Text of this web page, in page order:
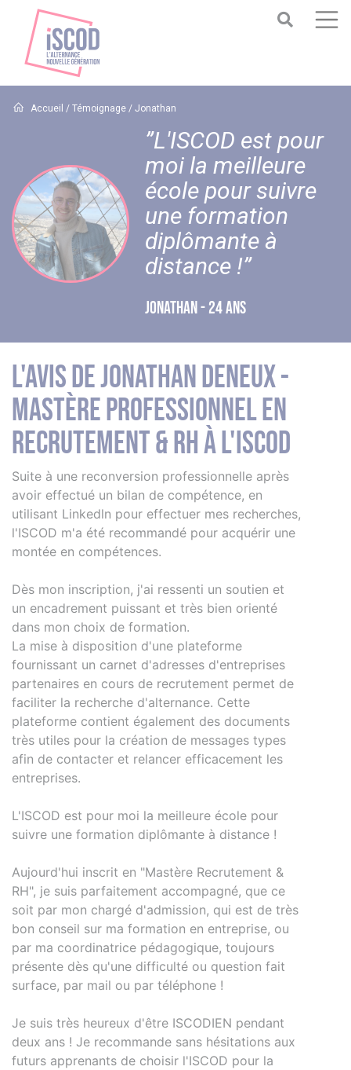
Accueil /Témoignage /Jonathan
”L'ISCOD est pour
moi la meilleure
école pour suivre
une formation
diplômante à
distance !”
JONATHAN - 24 ANS
L'avis de Jonathan Deneux -
Mastère professionnel en
Recrutement & RH à l'iSCOD
Suite à une reconversion professionnelle après
avoir effectué un bilan de compétence, en
utilisant Linkedln pour effectuer mes recherches,
l'ISCOD m'a été recommandé pour acquérir une
montée en compétences.
Dès mon inscription, j'ai ressenti un soutien et
un encadrement puissant et très bien orienté
dans mon choix de formation.
La mise à disposition d'une plateforme
fournissant un carnet d'adresses d'entreprises
partenaires en cours de recrutement permet de
faciliter la recherche d'alternance. Cette
plateforme contient également des documents
très utiles pour la création de messages types
afin de contacter et relancer efficacement les
entreprises.
L'ISCOD est pour moi la meilleure école pour
suivre une formation diplômante à distance !
Aujourd'hui inscrit en "Mastère Recrutement &
RH", je suis parfaitement accompagné, que ce
soit par mon chargé d'admission, qui est de très
bon conseil sur ma formation en entreprise, ou
par ma coordinatrice pédagogique, toujours
présente dès qu'une difficulté ou question fait
surface, par mail ou par téléphone !
Je suis très heureux d'être ISCODIEN pendant
deux ans ! Je recommande sans hésitations aux
futurs apprenants de choisir l'ISCOD pour la